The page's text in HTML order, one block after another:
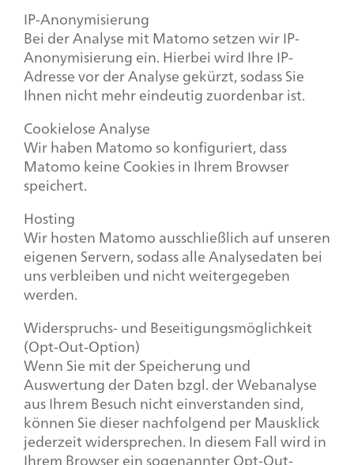
IP-Anonymisierung
Bei der Analyse mit Matomo setzen wir IP-
Anonymisierung ein. Hierbei wird Ihre IP-
Adresse vor der Analyse gekürzt, sodass Sie
Ihnen nicht mehr eindeutig zuordenbar ist.
Cookielose Analyse
Wir haben Matomo so konfiguriert, dass
Matomo keine Cookies in Ihrem Browser
speichert.
Hosting
Wir hosten Matomo ausschließlich auf unseren
eigenen Servern, sodass alle Analysedaten bei
uns verbleiben und nicht weitergegeben
werden.
Widerspruchs- und Beseitigungsmöglichkeit
(Opt-Out-Option)
Wenn Sie mit der Speicherung und
Auswertung der Daten bzgl. der Webanalyse
aus Ihrem Besuch nicht einverstanden sind,
können Sie dieser nachfolgend per Mausklick
jederzeit widersprechen. In diesem Fall wird in